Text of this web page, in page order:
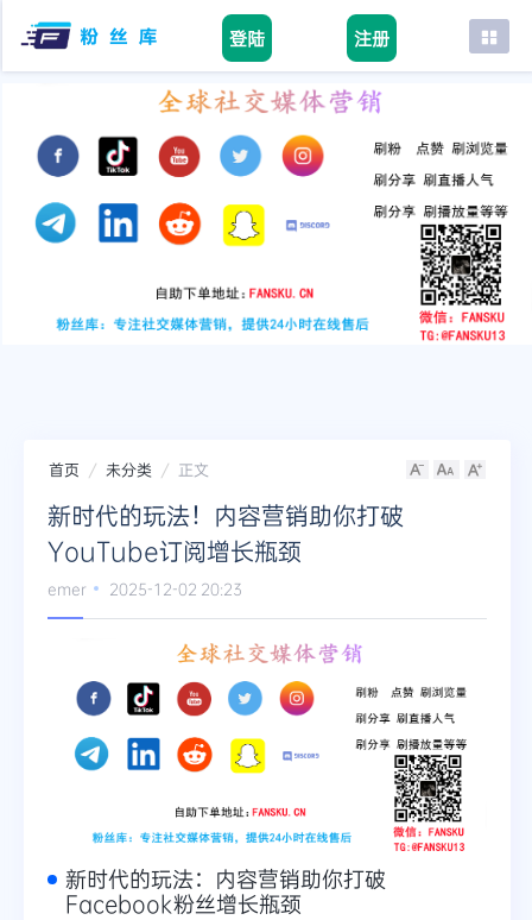
登陆 注册
首页
tiktok
youtube
instagram
首页 未分类 正文
新时代的玩法！内容营销助你打破
YouTube订阅增长瓶颈
emer 2025-12-02 20:23
新时代的玩法：内容营销助你打破
Facebook粉丝增长瓶颈